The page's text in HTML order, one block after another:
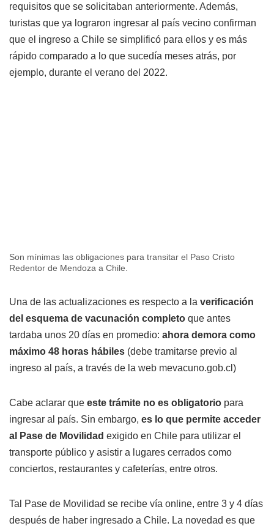
requisitos que se solicitaban anteriormente. Además,
turistas que ya lograron ingresar al país vecino confirman
que el ingreso a Chile se simplificó para ellos y es más
rápido comparado a lo que sucedía meses atrás, por
ejemplo, durante el verano del 2022.
Son mínimas las obligaciones para transitar el Paso Cristo
Redentor de Mendoza a Chile.
Una de las actualizaciones es respecto a la verificación
del esquema de vacunación completo que antes
tardaba unos 20 días en promedio: ahora demora como
máximo 48 horas hábiles (debe tramitarse previo al
ingreso al país, a través de la web mevacuno.gob.cl)
Cabe aclarar que este trámite no es obligatorio para
ingresar al país. Sin embargo, es lo que permite acceder
al Pase de Movilidad exigido en Chile para utilizar el
transporte público y asistir a lugares cerrados como
conciertos, restaurantes y cafeterías, entre otros.
Tal Pase de Movilidad se recibe vía online, entre 3 y 4 días
después de haber ingresado a Chile. La novedad es que